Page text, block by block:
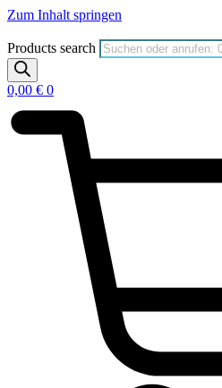
Zum Inhalt springen
Products search
0,00 € 0